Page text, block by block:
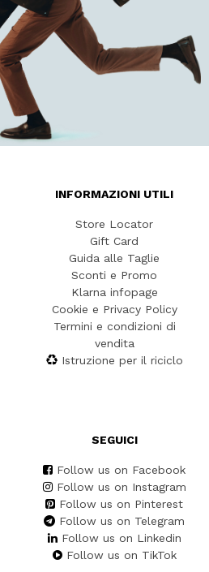
INFORMAZIONI UTILI
Store Locator
Gift Card
Guida alle Taglie
Sconti e Promo
Klarna infopage
Cookie e Privacy Policy
Termini e condizioni di
vendita
Istruzione per il riciclo
SEGUICI
Follow us on Facebook
Follow us on Instagram
Follow us on Pinterest
Follow us on Telegram
Follow us on Linkedin
Follow us on TikTok